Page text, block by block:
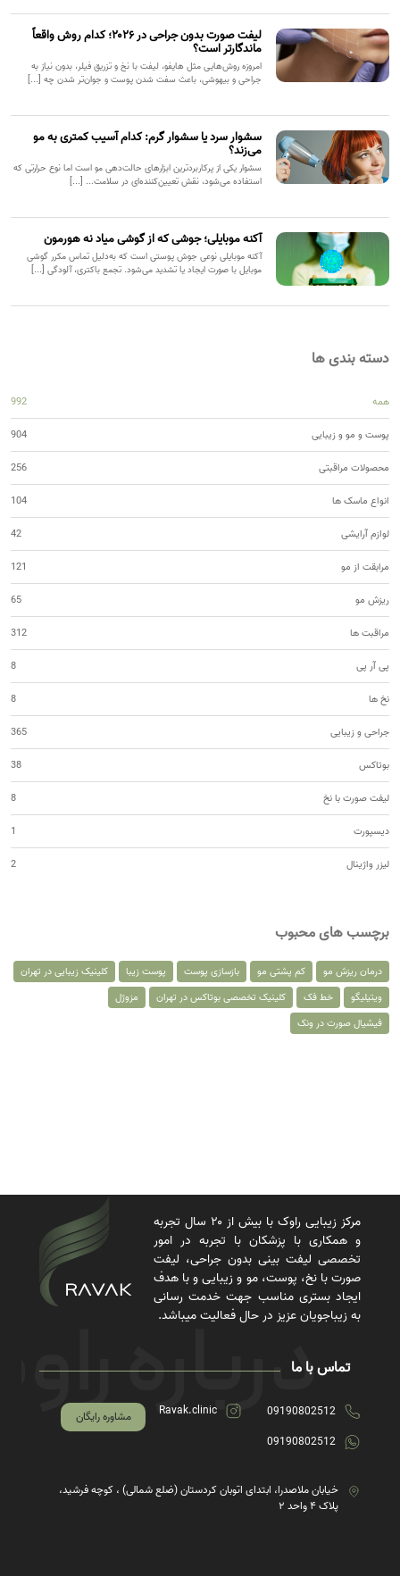
لیفت صورت بدون جراحی در ۲۰۲۶؛ کدام روش واقعاً
ماندگارتر است؟
امروزه روش‌هایی مثل هایفو، لیفت با نخ و تزریق فیلر، بدون نیاز به
جراحی و بیهوشی، باعث سفت شدن پوست و جوان‌تر شدن چه [...]
سشوار سرد یا سشوار گرم: کدام آسیب کمتری به مو
می‌زند؟
سشوار یکی از پرکاربردترین ابزارهای حالت‌دهی مو است اما نوع حرارتی که
استفاده می‌شود، نقش تعیین‌کننده‌ای در سلامت... [...]
آکنه موبایلی؛ جوشی که از گوشی میاد نه هورمون
آکنه موبایلی نوعی جوش پوستی است که به‌دلیل تماس مکرر گوشی
موبایل با صورت ایجاد یا تشدید می‌شود. تجمع باکتری، آلودگی [...]
دسته بندی ها
همه 992
پوست و مو و زیبایی 904
محصولات مراقبتی 256
انواع ماسک ها 104
لوازم آرایشی 42
مرابقت از مو 121
ریزش مو 65
مراقبت ها 312
پی آر پی 8
نخ ها 8
جراحی و زیبایی 365
بوتاکس 38
لیفت صورت با نخ 8
دیسپورت 1
لیزر واژینال 2
برچسب های محبوب
درمان ریزش مو کم پشتی مو بازسازی پوست پوست زیبا
کلینیک زیبایی در تهران
ویتیلیگو
خط فک کلینیک تخصصی بوتاکس در تهران
مزوژل
فیشیال صورت در ونک
مرکز زیبایی راوک با بیش از ۲۰ سال تجربه
و همکاری با پزشکان با تجربه در امور
تخصصی لیفت بینی بدون جراحی، لیفت
صورت با نخ، پوست، مو و زیبایی و با هدف
ایجاد بستری مناسب جهت خدمت رسانی
به زیباجویان عزیز در حال فعالیت میباشد.
تماس با ما
09190802512
09190802512
Ravak.clinic مشاوره رایگان
خیابان ملاصدرا، ابتدای اتوبان کردستان (ضلع شمالی) ، کوچه فرشید،
پلاک ۴ واحد ۲